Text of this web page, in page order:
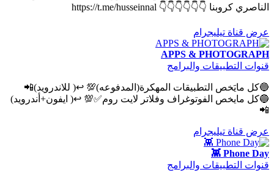
الناصري كروبنا 👇👇👇👇👇👇 https://t.me/husseinnal
عرض قناة تيليجرام
APPS & PHOTOGRAPH
قنوات التطبيقات والبرامج
🔵كل مايَخص التطبيقات المهكرة(المدفوعه)💯 ↩️( للاندرويد)📲
🔵كل مايخص الفوتوغراف وفلاتر لايت روم✅💯 ↩️( ايفون+أندرويد)
📲
عرض قناة تيليجرام
Phone Day 👾
قنوات التطبيقات والبرامج